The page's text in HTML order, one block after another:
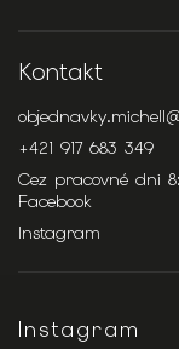
Kontakt
objednavky.michell
+421 917 683 349
Cez pracovné dni
Facebook
Instagram
Instagram